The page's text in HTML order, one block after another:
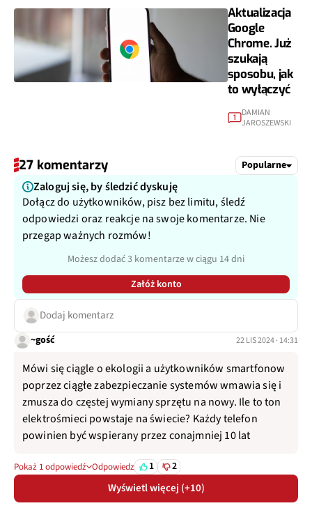
Aktualizacja
Google
Chrome. Już
szukają
sposobu, jak
to wyłączyć
1
DAMIAN
JAROSZEWSKI
27 komentarzy Popularne
Zaloguj się, by śledzić dyskuję
Dołącz do użytkowników, pisz bez limitu, śledź
odpowiedzi oraz reakcje na swoje komentarze. Nie
przegap ważnych rozmów!
Możesz dodać 3 komentarze w ciągu 14 dni
Załóż konto
Dodaj komentarz
~gość 22 LIS 2024 · 14:31
Mówi się ciągle o ekologii a użytkowników smartfonow
poprzez ciągłe zabezpieczanie systemów wmawia się i
zmusza do częstej wymiany sprzętu na nowy. Ile to ton
elektrośmieci powstaje na świecie? Każdy telefon
powinien być wspierany przez conajmniej 10 lat
Pokaż 1 odpowiedź Odpowiedz 1 2
Wyświetl więcej (+10)